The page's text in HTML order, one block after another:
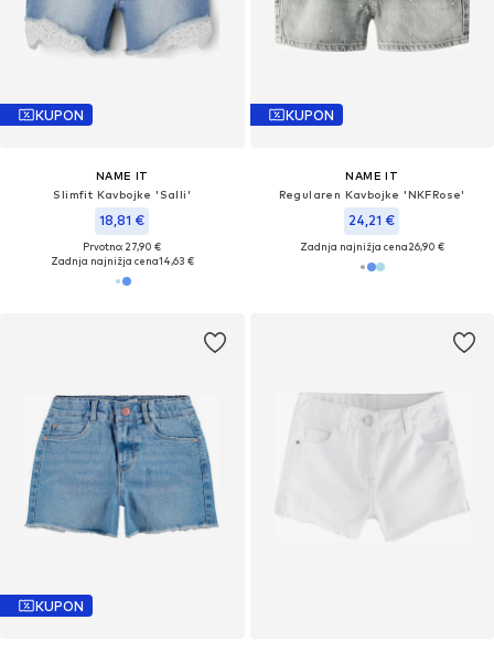
KUPON
NAME IT
Slimfit Kavbojke 'Salli'
18,81 €
Prvotno: 27,90 €
Zadnja najnižja cena14,63 €
KUPON
NAME IT
Regularen Kavbojke 'NKFRose'
24,21 €
Zadnja najnižja cena26,90 €
KUPON